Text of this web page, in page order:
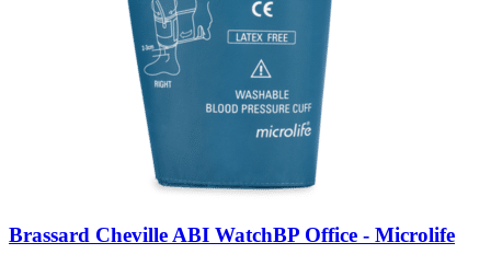
Brassard Cheville ABI WatchBP Office - Microlife